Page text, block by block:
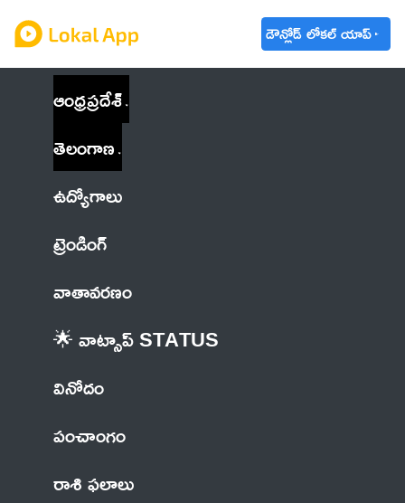
డౌన్లోడ్ లోకల్ యాప్
ఆంధ్రప్రదేశ్
తెలంగాణ
ఉద్యోగాలు
ట్రెండింగ్
వాతావరణం
🌟 వాట్సాప్ STATUS
వినోదం
పంచాంగం
రాశి ఫలాలు